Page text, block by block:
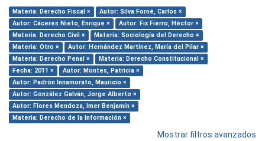
Materia: Derecho Fiscal ×
Autor: Silva Forné, Carlos ×
Autor: Cáceres Nieto, Enrique ×
Autor: Fix Fierro, Héctor ×
Materia: Derecho Civil ×
Materia: Sociología del Derecho ×
Materia: Otro ×
Autor: Hernández Martínez, María del Pilar ×
Materia: Derecho Penal ×
Materia: Derecho Constitucional ×
Fecha: 2011 ×
Autor: Montes, Patricia ×
Autor: Padrón Innamorato, Mauricio ×
Autor: González Galván, Jorge Alberto ×
Autor: Flores Mendoza, Imer Benjamín ×
Materia: Derecho de la Información ×
Mostrar filtros avanzados